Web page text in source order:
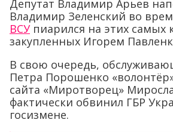
Депутат Владимир Арьев
Владимир Зеленский во
ВСУпиарился на этих самых
закупленных Игорем
В свою очередь,
Петра Порошенко
сайта «Миротворец»
фактически обвинил ГБР
госизмене.